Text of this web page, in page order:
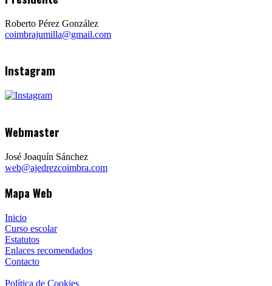
Roberto Pérez González
coimbrajumilla@gmail.com
Instagram
Webmaster
José Joaquín Sánchez
web@ajedrezcoimbra.com
Mapa Web
Inicio
Curso escolar
Estatutos
Enlaces recomendados
Contacto
Política de Cookies